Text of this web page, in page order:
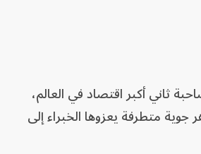
ثاني أكبر ​اقتصاد في العالم،
متطرفة يعزوها الخبراء إلى